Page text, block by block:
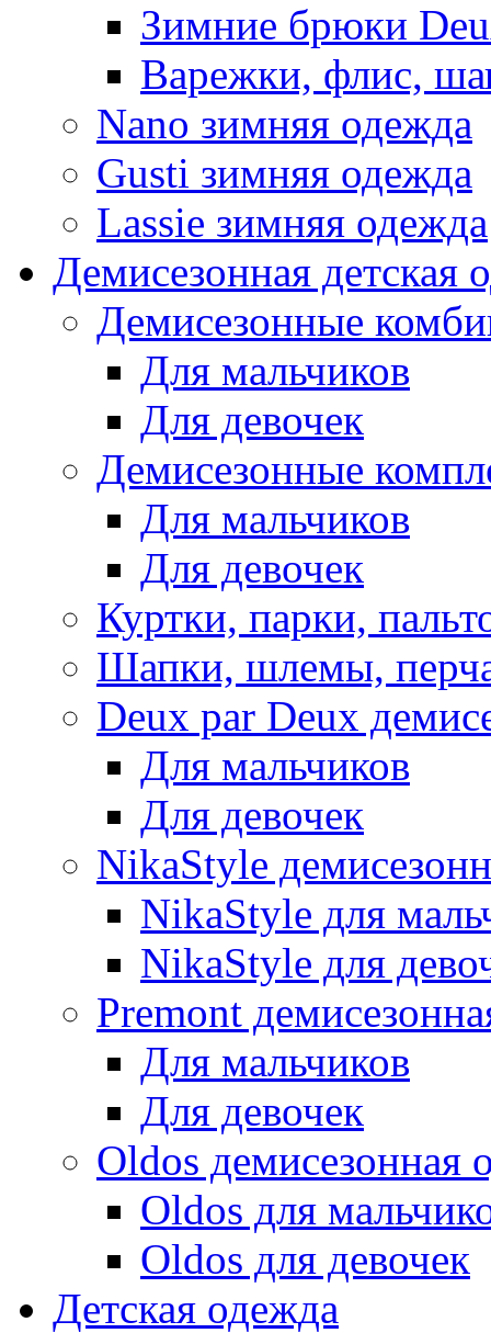
Зимние брюки
Варежки, флис,
Nano зимняя одежда
Gusti зимняя одежда
Lassie зимняя одежда
Демисезонная детская
Демисезонные
Для мальчиков
Для девочек
Демисезонные
Для мальчиков
Для девочек
Куртки, парки,
Шапки, шлемы,
Deux par Deux
Для мальчиков
Для девочек
NikaStyle
NikaStyle для
NikaStyle для
Premont
Для мальчиков
Для девочек
Oldos демисезонная
Oldos для
Oldos для девочек
Детская одежда